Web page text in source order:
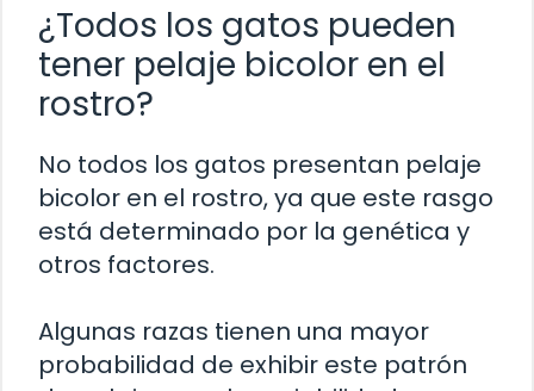
¿Todos los gatos pueden
tener pelaje bicolor en el
rostro?
No todos los gatos presentan pelaje
bicolor en el rostro, ya que este rasgo
está determinado por la genética y
otros factores.
Algunas razas tienen una mayor
probabilidad de exhibir este patrón